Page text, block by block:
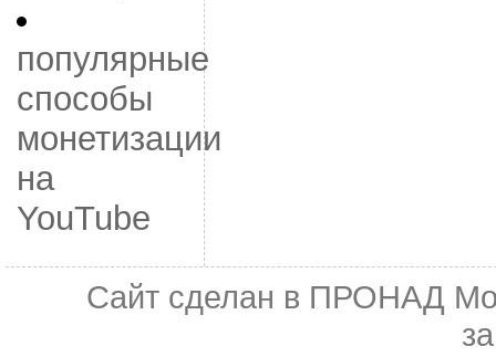
популярные
способы
монетизации
на
YouTube
Сайт сделан в ПРОНАД